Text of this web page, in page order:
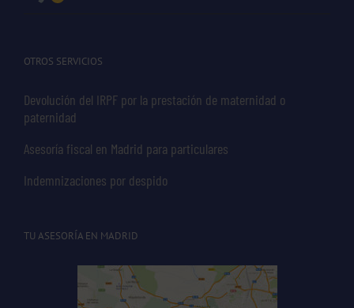
OTROS SERVICIOS
Devolución del IRPF por la prestación de maternidad o
paternidad
Asesoría fiscal en Madrid para particulares
Indemnizaciones por despido
TU ASESORÍA EN MADRID